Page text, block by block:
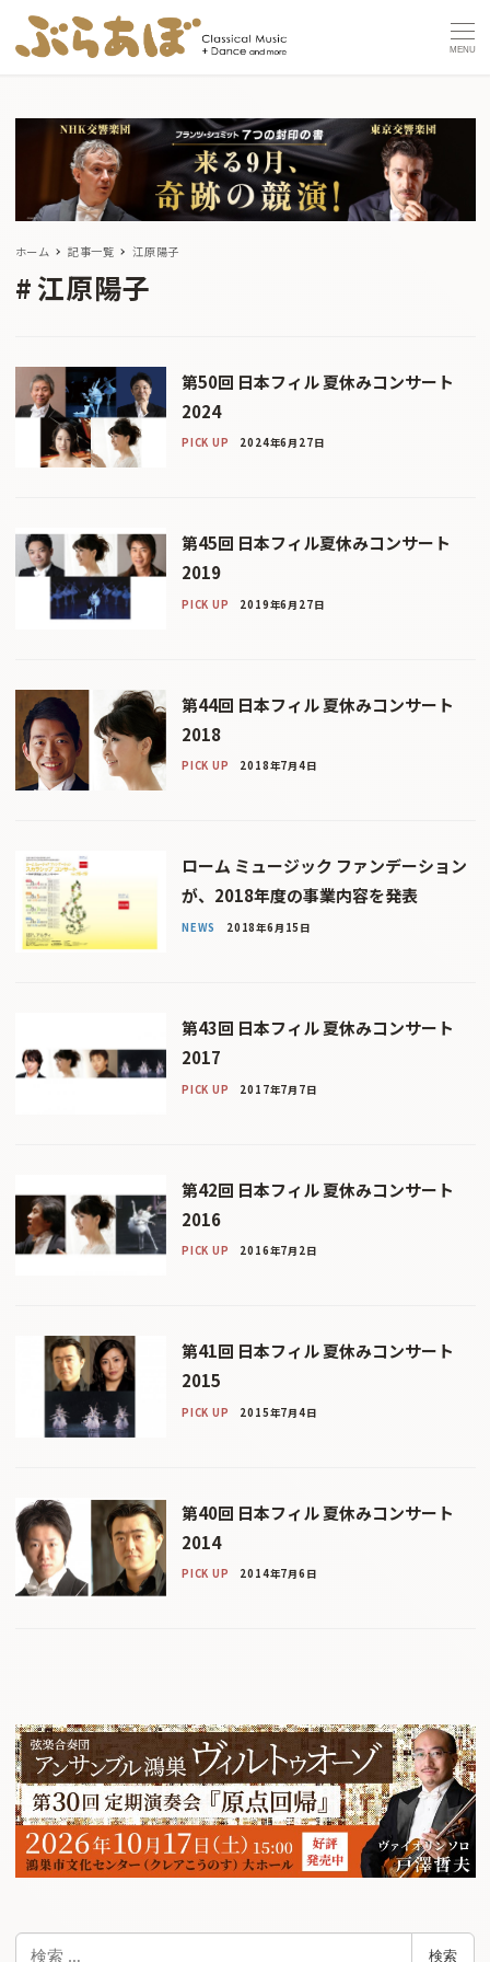
MENU
ホーム 記事一覧 江原陽子
江原陽子
第50回 日本フィル 夏休みコンサート
2024
PICK UP 2024年6月27日
第45回 日本フィル夏休みコンサート
2019
PICK UP 2019年6月27日
第44回 日本フィル 夏休みコンサート
2018
PICK UP 2018年7月4日
ローム ミュージック ファンデーション
が、2018年度の事業内容を発表
NEWS 2018年6月15日
第43回 日本フィル 夏休みコンサート
2017
PICK UP 2017年7月7日
第42回 日本フィル 夏休みコンサート
2016
PICK UP 2016年7月2日
第41回 日本フィル 夏休みコンサート
2015
PICK UP 2015年7月4日
第40回 日本フィル 夏休みコンサート
2014
PICK UP 2014年7月6日
検
検索